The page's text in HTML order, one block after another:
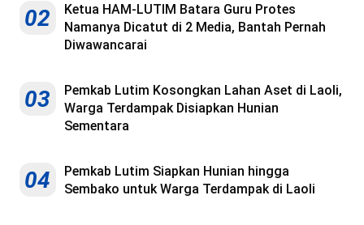
02
Ketua HAM-LUTIM Batara Guru Protes
Namanya Dicatut di 2 Media, Bantah Pernah
Diwawancarai
03
Pemkab Lutim Kosongkan Lahan Aset di Laoli,
Warga Terdampak Disiapkan Hunian
Sementara
04
Pemkab Lutim Siapkan Hunian hingga
Sembako untuk Warga Terdampak di Laoli